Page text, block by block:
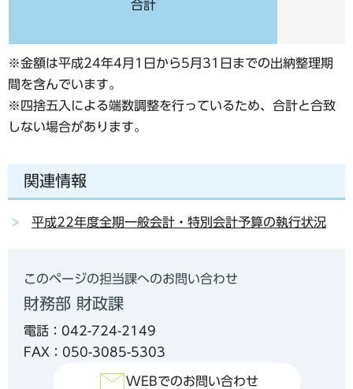
合計
※金額は平成24年4月1日から5月31日までの出納整理期
間を含んでいます。
※四捨五入による端数調整を行っているため、合計と合致
しない場合があります。
関連情報
平成22年度全期一般会計・特別会計予算の執行状況
このページの担当課へのお問い合わせ
財務部 財政課
電話：042-724-2149
FAX：050-3085-5303
WEBでのお問い合わせ